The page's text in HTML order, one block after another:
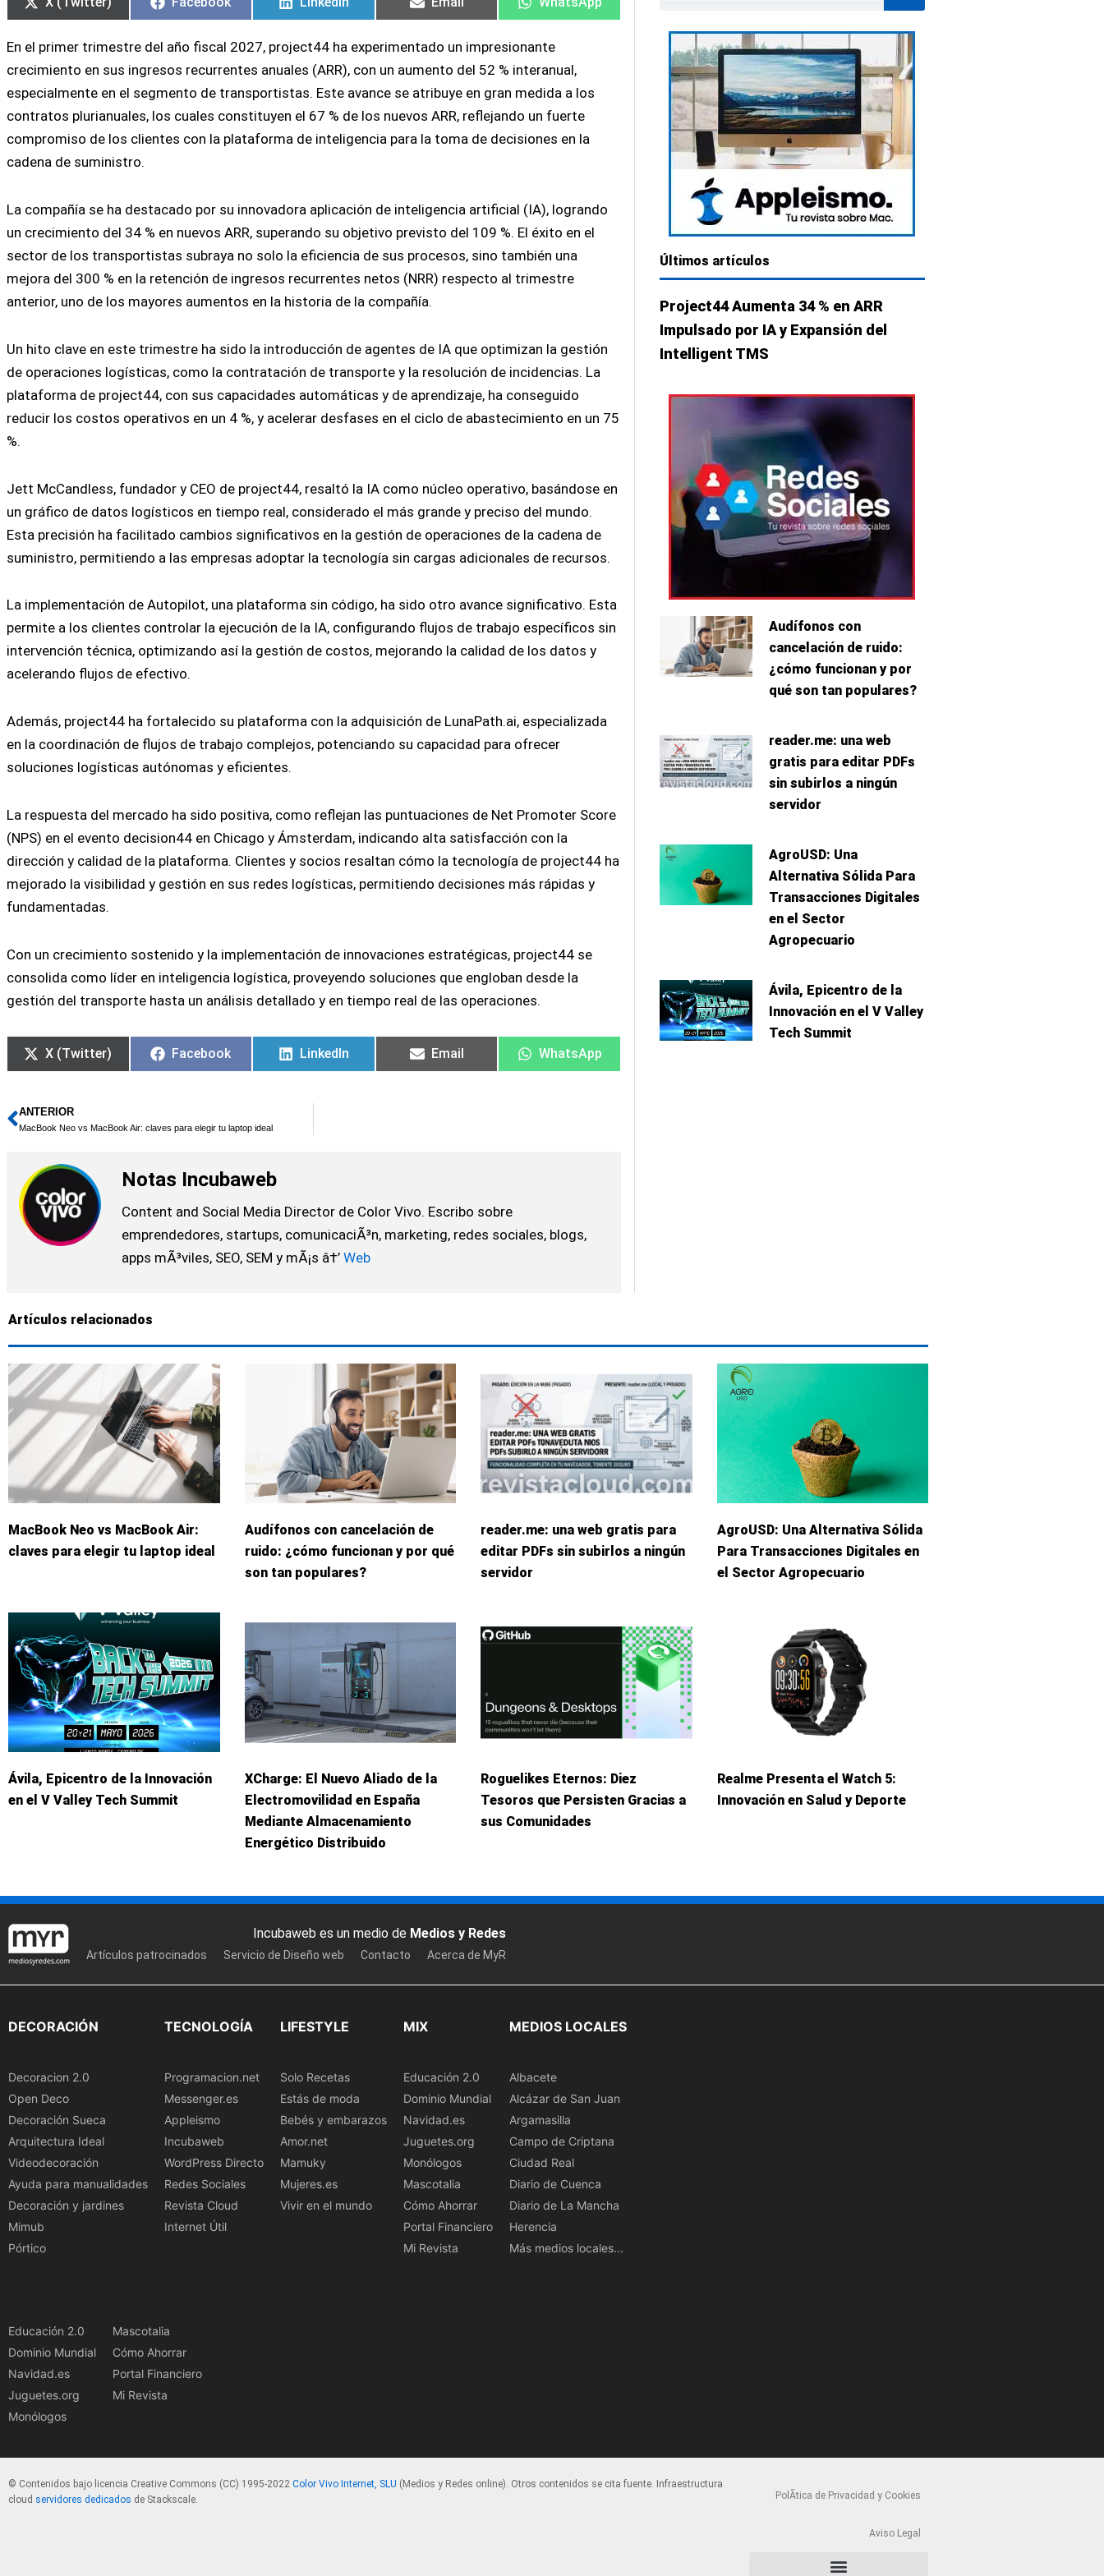
En el primer trimestre del año fiscal 2027, project44 ha experimentado un impresionante
crecimiento en sus ingresos recurrentes anuales (ARR), con un aumento del 52 % interanual,
especialmente en el segmento de transportistas. Este avance se atribuye en gran medida a los
contratos plurianuales, los cuales constituyen el 67 % de los nuevos ARR, reflejando un fuerte
compromiso de los clientes con la plataforma de inteligencia para la toma de decisiones en la
cadena de suministro.
La compañía se ha destacado por su innovadora aplicación de inteligencia artificial (IA), logrando
un crecimiento del 34 % en nuevos ARR, superando su objetivo previsto del 109 %. El éxito en el
sector de los transportistas subraya no solo la eficiencia de sus procesos, sino también una
mejora del 300 % en la retención de ingresos recurrentes netos (NRR) respecto al trimestre
anterior, uno de los mayores aumentos en la historia de la compañía.
Un hito clave en este trimestre ha sido la introducción de agentes de IA que optimizan la gestión
de operaciones logísticas, como la contratación de transporte y la resolución de incidencias. La
plataforma de project44, con sus capacidades automáticas y de aprendizaje, ha conseguido
reducir los costos operativos en un 4 %, y acelerar desfases en el ciclo de abastecimiento en un 75
%.
Jett McCandless, fundador y CEO de project44, resaltó la IA como núcleo operativo, basándose en
un gráfico de datos logísticos en tiempo real, considerado el más grande y preciso del mundo.
Esta precisión ha facilitado cambios significativos en la gestión de operaciones de la cadena de
suministro, permitiendo a las empresas adoptar la tecnología sin cargas adicionales de recursos.
La implementación de Autopilot, una plataforma sin código, ha sido otro avance significativo. Esta
permite a los clientes controlar la ejecución de la IA, configurando flujos de trabajo específicos sin
intervención técnica, optimizando así la gestión de costos, mejorando la calidad de los datos y
acelerando flujos de efectivo.
Además, project44 ha fortalecido su plataforma con la adquisición de LunaPath.ai, especializada
en la coordinación de flujos de trabajo complejos, potenciando su capacidad para ofrecer
soluciones logísticas autónomas y eficientes.
La respuesta del mercado ha sido positiva, como reflejan las puntuaciones de Net Promoter Score
(NPS) en el evento decision44 en Chicago y Ámsterdam, indicando alta satisfacción con la
dirección y calidad de la plataforma. Clientes y socios resaltan cómo la tecnología de project44 ha
mejorado la visibilidad y gestión en sus redes logísticas, permitiendo decisiones más rápidas y
fundamentadas.
Con un crecimiento sostenido y la implementación de innovaciones estratégicas, project44 se
consolida como líder en inteligencia logística, proveyendo soluciones que engloban desde la
gestión del transporte hasta un análisis detallado y en tiempo real de las operaciones.
X (Twitter) Facebook LinkedIn Email WhatsApp
Ant
ANTERIOR
MacBook Neo vs MacBook Air: claves para elegir tu laptop ideal
Notas Incubaweb
Content and Social Media Director de Color Vivo. Escribo sobre
emprendedores, startups, comunicaciÃ³n, marketing, redes sociales, blogs,
apps mÃ³viles, SEO, SEM y mÃ¡s â†’ Web
Últimos artículos
Project44 Aumenta 34 % en ARR
Impulsado por IA y Expansión del
Intelligent TMS
Audífonos con
cancelación de ruido:
¿cómo funcionan y por
qué son tan populares?
reader.me: una web
gratis para editar PDFs
sin subirlos a ningún
servidor
AgroUSD: Una
Alternativa Sólida Para
Transacciones Digitales
en el Sector
Agropecuario
Ávila, Epicentro de la
Innovación en el V Valley
Tech Summit
Artículos relacionados
MacBook Neo vs MacBook Air:
claves para elegir tu laptop ideal
Audífonos con cancelación de
ruido: ¿cómo funcionan y por qué
son tan populares?
reader.me: una web gratis para
editar PDFs sin subirlos a ningún
servidor
AgroUSD: Una Alternativa Sólida
Para Transacciones Digitales en
el Sector Agropecuario
Ávila, Epicentro de la Innovación
en el V Valley Tech Summit
XCharge: El Nuevo Aliado de la
Electromovilidad en España
Mediante Almacenamiento
Energético Distribuido
Roguelikes Eternos: Diez
Tesoros que Persisten Gracias a
sus Comunidades
Realme Presenta el Watch 5:
Innovación en Salud y Deporte
Incubaweb es un medio de Medios y Redes
Artículos patrocinados Servicio de Diseño web Contacto Acerca de MyR
DECORACIÓN
Decoracion 2.0
Open Deco
Decoración Sueca
Arquitectura Ideal
Videodecoración
Ayuda para manualidades
Decoración y jardines
Mimub
Pórtico
TECNOLOGÍA
Programacion.net
Messenger.es
Appleismo
Incubaweb
WordPress Directo
Redes Sociales
Revista Cloud
Internet Útil
LIFESTYLE
Solo Recetas
Estás de moda
Bebés y embarazos
Amor.net
Mamuky
Mujeres.es
Vivir en el mundo
MIX
Educación 2.0
Dominio Mundial
Navidad.es
Juguetes.org
Monólogos
Mascotalia
Cómo Ahorrar
Portal Financiero
Mi Revista
MEDIOS LOCALES
Albacete
Alcázar de San Juan
Argamasilla
Campo de Criptana
Ciudad Real
Diario de Cuenca
Diario de La Mancha
Herencia
Más medios locales...
Educación 2.0
Dominio Mundial
Navidad.es
Juguetes.org
Monólogos
Mascotalia
Cómo Ahorrar
Portal Financiero
Mi Revista
© Contenidos bajo licencia Creative Commons (CC) 1995-2022 Color Vivo Internet, SLU (Medios y Redes online). Otros contenidos se cita fuente. Infraestructura
cloud servidores dedicados de Stackscale. PolÃ­tica de Privacidad y Cookies
Aviso Legal